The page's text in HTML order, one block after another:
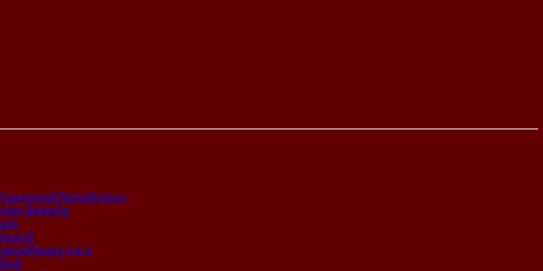
នុង​ស្ថាន​ភារធារី និង​កាត់​បំបែក​សព»
ដាច់ក និង​ដាច់​លិង្គ
ស្ទ័រ
ស្ត្រាលី
ងការ​សិទ្ធិ​មនុស្ស អ.ស.ប
ចខ្លី